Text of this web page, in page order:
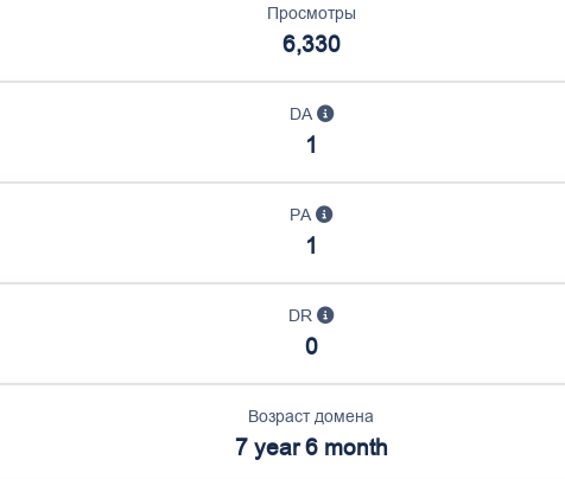
Просмотры
6,330
DA
1
PA
1
DR
0
Возраст домена
7 year 6 month